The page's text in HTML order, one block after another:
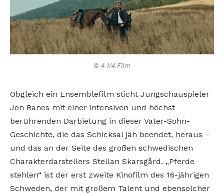
© 4 1/4 Film
Obgleich ein Ensemblefilm sticht Jungschauspieler
Jon Ranes mit einer intensiven und höchst
berührenden Darbietung in dieser Vater-Sohn-
Geschichte, die das Schicksal jäh beendet, heraus –
und das an der Seite des großen schwedischen
Charakterdarstellers Stellan Skarsgård. „Pferde
stehlen“ ist der erst zweite Kinofilm des 16-jährigen
Schweden, der mit großem Talent und ebensolcher